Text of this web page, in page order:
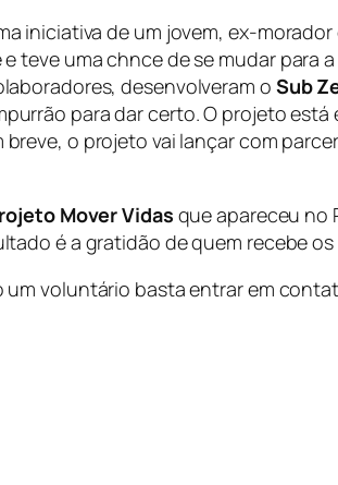
iniciativa de um jovem, ex-
teve uma chnce de se mudar para
desenvolveram o Sub
para dar certo. O projeto
o projeto vai lançar com
Mover Vidas que apareceu no
é a gratidão de quem recebe
voluntário basta entrar em